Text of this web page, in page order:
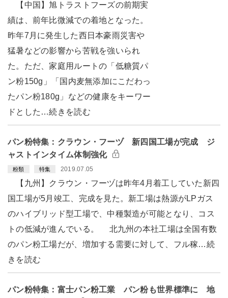
【中国】旭トラストフーズの前期実
績は、前年比微減での着地となった。
昨年7月に発生した西日本豪雨災害や
猛暑などの影響から苦戦を強いられ
た。ただ、家庭用ルートの「低糖質パ
ン粉150g」「国内麦無添加にこだわっ
たパン粉180g」などの健康をキーワー
ドとした…続きを読む
パン粉特集：クラウン・フーヅ 新四国工場が完成 ジ
ャストインタイム体制強化
粉類 特集 2019.07.05
【九州】クラウン・フーヅは昨年4月着工していた新四
国工場が5月竣工、完成を見た。新工場は熱源がLPガス
のハイブリッド型工場で、中種製造が可能となり、コス
トの低減が進んでいる。 北九州の本社工場は全国有数
のパン粉工場だが、増加する需要に対して、フル稼…続
きを読む
パン粉特集：富士パン粉工業 パン粉も世界標準に 地